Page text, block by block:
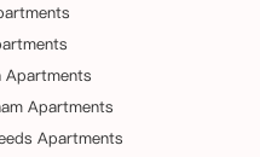
Apartments
Apartments
Apartments